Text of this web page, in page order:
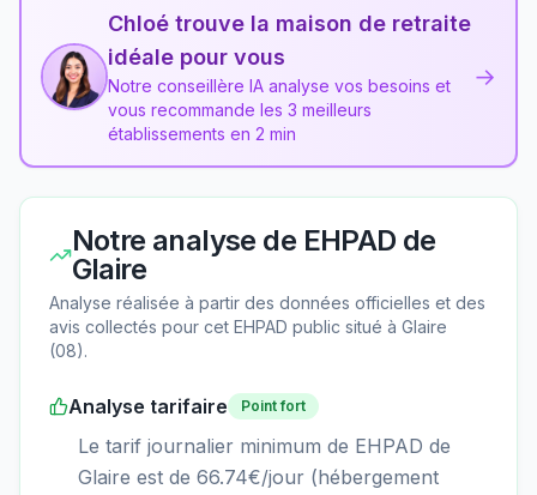
Chloé trouve la maison de retraite
idéale pour vous
Notre conseillère IA analyse vos besoins et
vous recommande les 3 meilleurs
établissements en 2 min
→
Notre analyse de EHPAD de
Glaire
Analyse réalisée à partir des données officielles et des
avis collectés pour cet EHPAD public situé à Glaire
(08).
Analyse tarifaire Point fort
Le tarif journalier minimum de EHPAD de
Glaire est de 66.74€/jour (hébergement